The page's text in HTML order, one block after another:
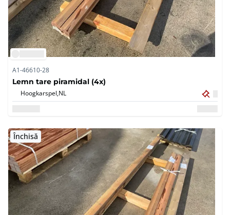
A1-46610-28
Lemn tare piramidal (4x)
Hoogkarspel,NL
Închisă